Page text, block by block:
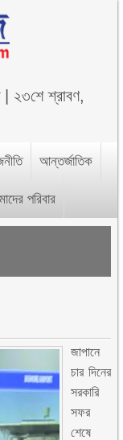
| ২৩শে শ্রাবণ,
আন্তর্জাতিক
পরিবার
জাপানে
চার দিনের
সরকারি
সফর
শেষে